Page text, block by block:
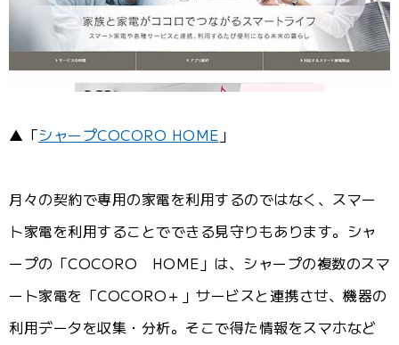
▲「シャープCOCORO HOME 」
月々の契約で専用の家電を利用するのではなく、スマー
ト家電を利用することでできる見守りもあります。シャ
ープの「COCORO HOME」は、シャープの複数のスマ
ート家電を「COCORO＋」サービスと連携させ、機器の
利用データを収集・分析。そこで得た情報をスマホなど